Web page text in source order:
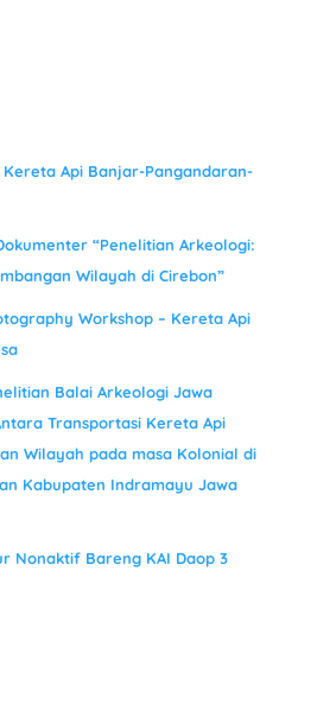
Api Banjar-Pangandaran-
“Penelitian Arkeologi:
Wilayah di Cirebon”
Workshop – Kereta Api
Balai Arkeologi Jawa
Transportasi Kereta Api
Wilayah pada masa Kolonial di
Kabupaten Indramayu Jawa
Nonaktif Bareng KAI Daop 3